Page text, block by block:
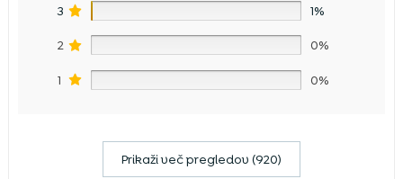
3 1%
2 0%
1 0%
Prikaži več pregledov (920)